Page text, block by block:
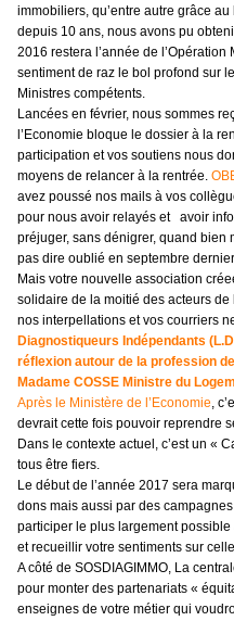
immobiliers, qu’entre autre grâce
depuis 10 ans, nous avons pu
2016 restera l’année de
sentiment de raz le bol profond sur
Ministres compétents.
Lancées en février, nous sommes
l’Economie bloque le dossier à la
participation et vos soutiens nous
moyens de relancer à la rentrée.
avez poussé nos mails à vos
pour nous avoir relayés et avoir
préjuger, sans dénigrer, quand bien
pas dire oublié en septembre
Mais votre nouvelle association
solidaire de la moitié des acteurs
nos interpellations et vos courriers
Diagnostiqueurs Indépendants
réflexion autour de la profession
Madame COSSE Ministre du
Après le Ministère de l’Economie,
devrait cette fois pouvoir reprendre
Dans le contexte actuel, c’est un «
tous être fiers.
Le début de l’année 2017 sera
dons mais aussi par des
participer le plus largement
et recueillir votre sentiments sur
A côté de SOSDIAGIMMO, La
pour monter des partenariats «
enseignes de votre métier qui